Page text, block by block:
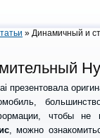
» Динамичный и
презентовала
чтобы
, можно